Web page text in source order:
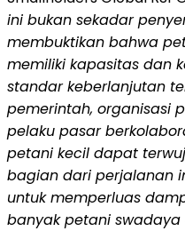
ini bukan sekadar
membuktikan bahwa
memiliki kapasitas dan
standar keberlanjutan
pemerintah, organisasi
pelaku pasar
petani kecil dapat
bagian dari perjalanan
untuk memperluas
banyak petani swadaya